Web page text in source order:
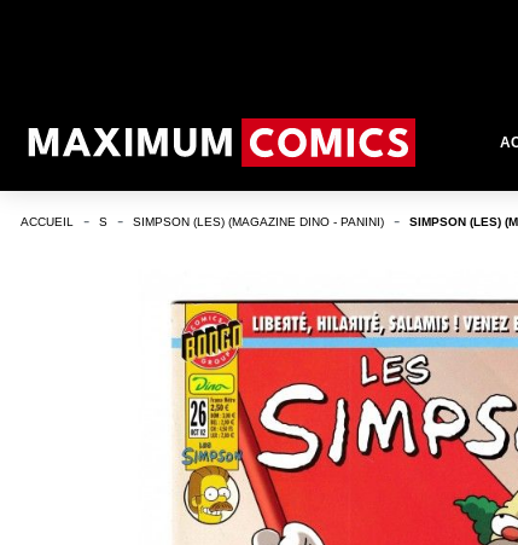
ACCUEIL S SIMPSON (LES) (MAGAZINE DINO - PANINI) SIMPSON (LES)